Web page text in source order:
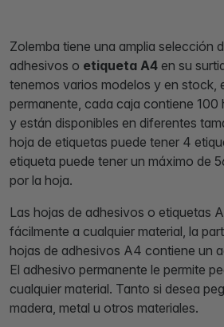
Zolemba tiene una amplia selección
adhesivos o etiqueta A4 en su
tenemos varios modelos y en stock,
permanente, cada caja contiene
y están disponibles en diferentes
hoja de etiquetas puede tener 4
etiqueta puede tener un máximo de
por la hoja.
Las hojas de adhesivos o etiquetas
fácilmente a cualquier material, la
hojas de adhesivos A4 contiene un
El adhesivo permanente le permite
cualquier material. Tanto si desea
madera, metal u otros materiales.